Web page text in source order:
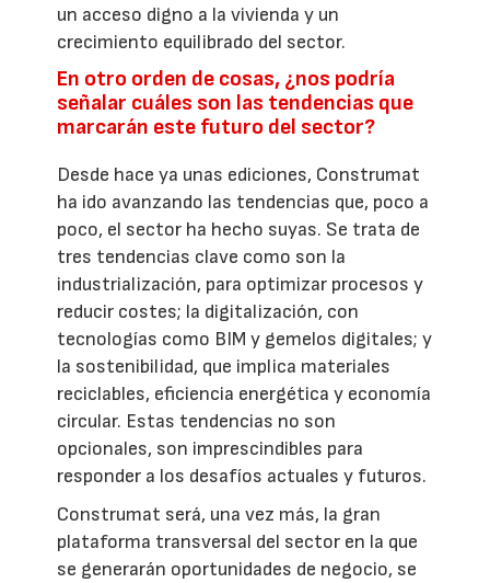
un acceso digno a la vivienda y un
crecimiento equilibrado del sector.
En otro orden de cosas, ¿nos podría
señalar cuáles son las tendencias que
marcarán este futuro del sector?
Desde hace ya unas ediciones, Construmat
ha ido avanzando las tendencias que, poco a
poco, el sector ha hecho suyas. Se trata de
tres tendencias clave como son la
industrialización, para optimizar procesos y
reducir costes; la digitalización, con
tecnologías como BIM y gemelos digitales; y
la sostenibilidad, que implica materiales
reciclables, eficiencia energética y economía
circular. Estas tendencias no son
opcionales, son imprescindibles para
responder a los desafíos actuales y futuros.
Construmat será, una vez más, la gran
plataforma transversal del sector en la que
se generarán oportunidades de negocio, se